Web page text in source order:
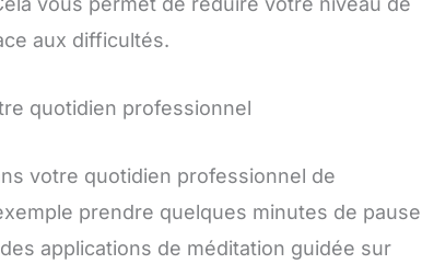
aux difficultés.
quotidien professionnel
votre quotidien professionnel de
prendre quelques minutes de pause
applications de méditation guidée sur